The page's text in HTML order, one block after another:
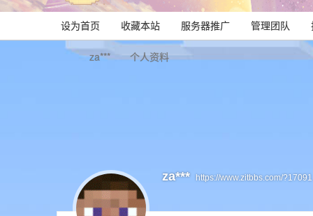
设为首页 收藏本站 服务器推广 管理团队
za*** 个人资料
za*** https://www.zitbbs.com/?17091